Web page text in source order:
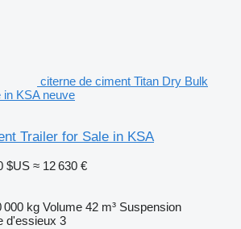
citerne de ciment Titan Dry Bulk
in KSA neuve
Trailer for Sale in KSA
$US ≈ 12 630 €
000 kg Volume 42 m³ Suspension
d'essieux 3